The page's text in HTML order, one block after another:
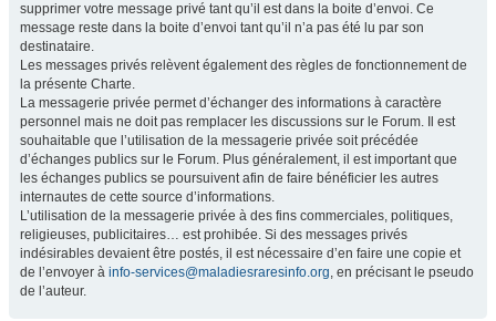
supprimer votre message privé tant qu’il est dans la boite d’envoi. Ce
message reste dans la boite d’envoi tant qu’il n’a pas été lu par son
destinataire.
Les messages privés relèvent également des règles de fonctionnement de
la présente Charte.
La messagerie privée permet d’échanger des informations à caractère
personnel mais ne doit pas remplacer les discussions sur le Forum. Il est
souhaitable que l’utilisation de la messagerie privée soit précédée
d’échanges publics sur le Forum. Plus généralement, il est important que
les échanges publics se poursuivent afin de faire bénéficier les autres
internautes de cette source d’informations.
L’utilisation de la messagerie privée à des fins commerciales, politiques,
religieuses, publicitaires… est prohibée. Si des messages privés
indésirables devaient être postés, il est nécessaire d’en faire une copie et
de l’envoyer à info-services@maladiesraresinfo.org, en précisant le pseudo
de l’auteur.